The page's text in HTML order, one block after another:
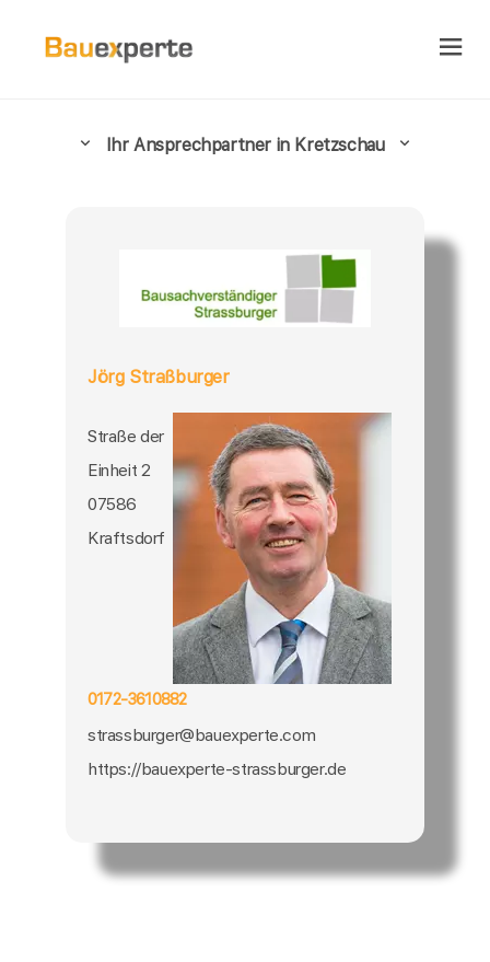
Ihr Ansprechpartner in Kretzschau
Jörg Straßburger
Straße der
Einheit 2
07586
Kraftsdorf
0172-3610882
strassburger@bauexperte.com
https://bauexperte-strassburger.de